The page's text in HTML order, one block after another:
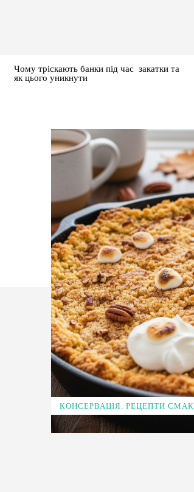
Чому тріскають банки під час закатки та
як цього уникнути
КОНСЕРВАЦІЯ. РЕЦЕПТИ